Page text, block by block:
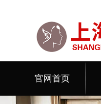
官网首页